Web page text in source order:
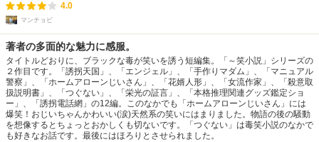
4.0
マンチョビ
著者の多面的な魅力に感服。
タイトルどおりに、ブラックな毒が笑いを誘う短編集。「～笑小説」シリーズの
２作目です。「誘拐天国」、「エンジェル」、「手作りマダム」、「マニュアル
警察」、「ホームアローンじいさん」、「花婿人形」、「女流作家」、「殺意取
扱説明書」、「つぐない」、「栄光の証言」、「本格推理関連グッズ鑑定ショ
ー」、「誘拐電話網」の12編。このなかでも「ホームアローンじいさん」には
爆笑！おじいちゃんかわいい(涙)天然系の笑いにはまりました。物語の後の騒動
を想像するとちょっとおかしくも切ないです。「つぐない」は毒笑小説のなかで
も好きなお話です。最後にはほろりとさせられました。